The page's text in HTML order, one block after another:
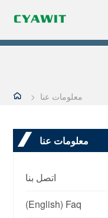
> معلومات عنا
معلومات عنا
اتصل بنا
(English) Faq